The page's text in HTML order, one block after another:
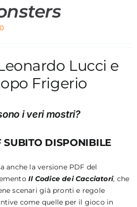
Account
Lucci e
Frigerio
i veri mostri?
SUBITO DISPONIBILE
anche la versione PDF del
Il Codice dei Cacciatori, che
scenari già pronti e regole
come quelle per il gioco in